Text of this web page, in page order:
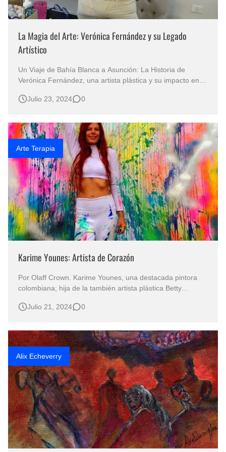
La Magia del Arte: Verónica Fernández y su Legado
Artístico
Un Viaje de Bahía Blanca a Asunción: La Historia de
Verónica Fernández, una artista plástica y su impacto en la
artísticamente como Veronika, es una destacada artista
escena artística d…
Julio 23, 2024 0
Arte Terapia
Karime Younes: Artista de Corazón
Por Olaff Crown. Karime Younes, una destacada pintora
colombiana; hija de la también artista plástica Betty
una marca indeleble en el mundo del arte contemporáneo.
Julio 21, 2024 0
Alix Echeverry